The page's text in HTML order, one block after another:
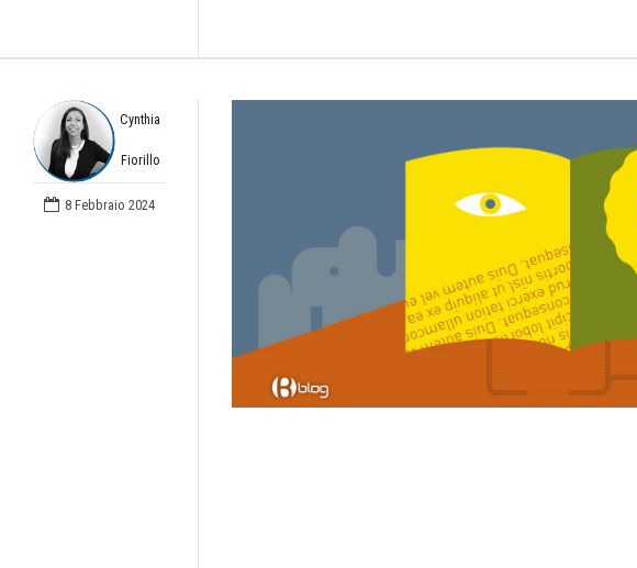
Cynthia
Fiorillo
8 Febbraio 2024